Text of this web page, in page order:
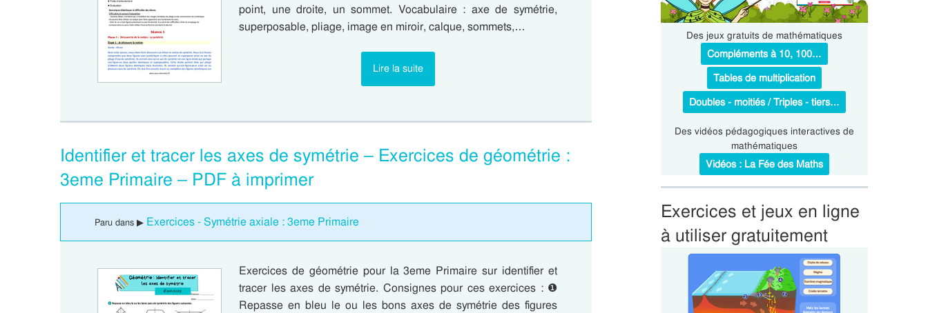
point, une droite, un sommet. Vocabulaire : axe de symétrie,
superposable, pliage, image en miroir, calque, sommets,…
Lire la suite
Identifier et tracer les axes de symétrie – Exercices de géométrie :
3eme Primaire – PDF à imprimer
Paru dans ▶ Exercices - Symétrie axiale : 3eme Primaire
Exercices de géométrie pour la 3eme Primaire sur identifier et
tracer les axes de symétrie. Consignes pour ces exercices : ❶
Repasse en bleu le ou les bons axes de symétrie des figures
Des jeux gratuits de mathématiques
Compléments à 10, 100…
Tables de multiplication
Doubles - moitiés / Triples - tiers…
Des vidéos pédagogiques interactives de
mathématiques
Vidéos : La Fée des Maths
Exercices et jeux en ligne
à utiliser gratuitement